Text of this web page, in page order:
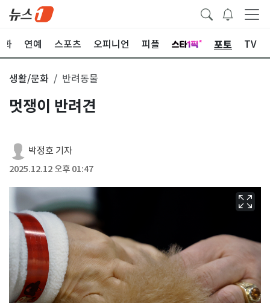
화 연예 스포츠 오피니언 피플 포토 TV
생활/문화 반려동물
멋쟁이 반려견
박정호 기자
2025.12.12 오후 01:47